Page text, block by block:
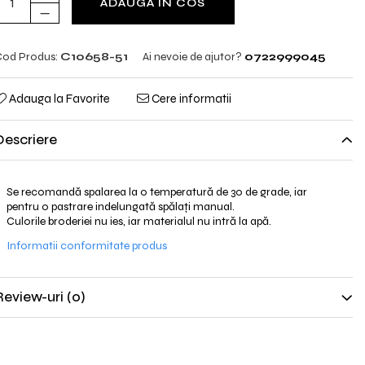
ADAUGA IN COS
Produs: C10658-51 Ai nevoie de ajutor? 0722999045
Adauga la Favorite Cere informatii
Se recomandă spalarea la o temperatură de 30 de grade, iar
pentru o pastrare indelungată spălați manual.
Culorile broderiei nu ies, iar materialul nu intră la apă.
Informatii conformitate produs
uri (0)